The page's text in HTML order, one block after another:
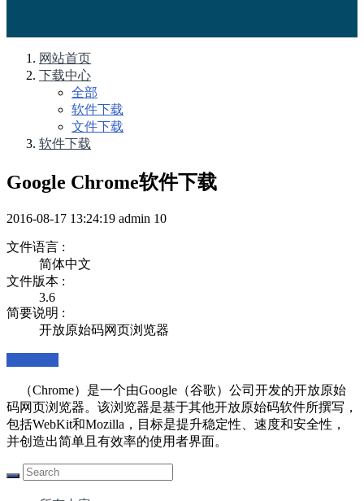
网站首页
下载中心
全部
软件下载
文件下载
软件下载
Google Chrome软件下载
2016-08-17 13:24:19 admin 10
文件语言 :
简体中文
文件版本 :
3.6
简要说明 :
开放原始码网页浏览器
（Chrome）是一个由Google（谷歌）公司开发的开放原始
码网页浏览器。该浏览器是基于其他开放原始码软件所撰写，
包括WebKit和Mozilla，目标是提升稳定性、速度和安全性，
并创造出简单且有效率的使用者界面。